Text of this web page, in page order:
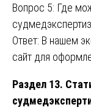
Вопрос 5: Где
Ответ: В нашем
сайт для
Раздел 13.